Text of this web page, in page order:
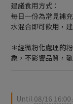
建議食用方式：
每日一份為常見補
水混合即可飲用，
＊經微粉化處理的
象，不影響品質，
Until 08/16 16:00